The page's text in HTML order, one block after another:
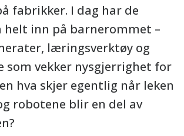
fabrikker. I dag har de
helt inn på barnerommet –
læringsverktøy og
som vekker nysgjerrighet for
hva skjer egentlig når leken
robotene blir en del av